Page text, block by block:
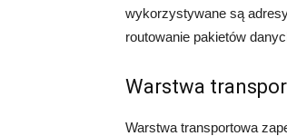
wykorzystywane są
routowanie pakietów
Warstwa
Warstwa transportowa